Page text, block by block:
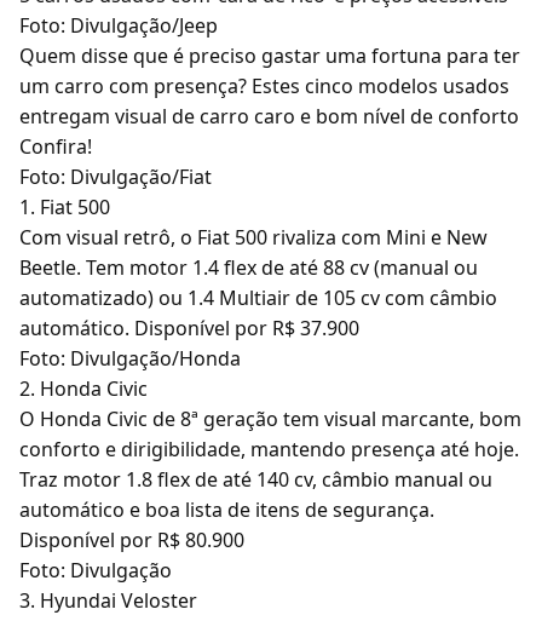
Foto: Divulgação/Jeep
Quem disse que é preciso gastar uma fortuna para ter
um carro com presença? Estes cinco modelos usados
entregam visual de carro caro e bom nível de conforto
Confira!
Foto: Divulgação/Fiat
1. Fiat 500
Com visual retrô, o Fiat 500 rivaliza com Mini e New
Beetle. Tem motor 1.4 flex de até 88 cv (manual ou
automatizado) ou 1.4 Multiair de 105 cv com câmbio
automático. Disponível por R$ 37.900
Foto: Divulgação/Honda
2. Honda Civic
O Honda Civic de 8ª geração tem visual marcante, bom
conforto e dirigibilidade, mantendo presença até hoje.
Traz motor 1.8 flex de até 140 cv, câmbio manual ou
automático e boa lista de itens de segurança.
Disponível por R$ 80.900
Foto: Divulgação
3. Hyundai Veloster